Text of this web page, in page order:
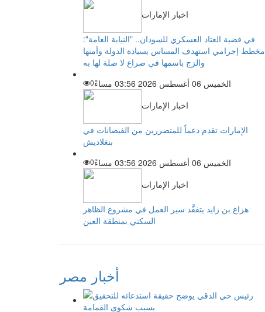
اخبار الإمارات
في قضية العتاد العسكري للسودان.. "النيابة العامة":
مخطط إجرامي استهدف المساس بسيادة الدولة وأمنها
والزج باسمها في صراع لا صلة لها به
الخميس 06 أغسطس 2026 03:56 مساءً
0
اخبار الإمارات
الإمارات تقدم دعماً للمتضررين من الفيضانات في
بنغلاديش
الخميس 06 أغسطس 2026 03:56 مساءً
0
اخبار الإمارات
هزاع بن زايد يتفقَّد سير العمل في مشروع الظاهر
السكني بمنطقة العين
أخبار مصر